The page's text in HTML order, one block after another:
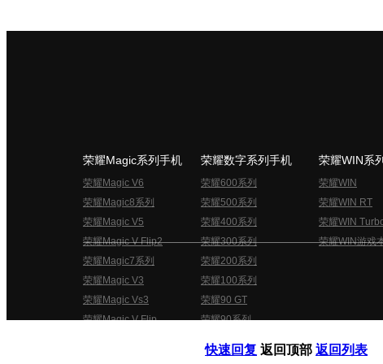
荣耀Magic系列手机
荣耀Magic V6
荣耀Magic8系列
荣耀Magic V5
荣耀Magic V Flip2
荣耀Magic7系列
荣耀Magic V3
荣耀Magic Vs3
荣耀Magic V Flip
荣耀数字系列手机
荣耀600系列
荣耀500系列
荣耀400系列
荣耀300系列
荣耀200系列
荣耀100系列
荣耀90 GT
荣耀90系列
荣耀WIN系列
荣耀WIN
荣耀WIN RT
荣耀WIN
荣耀WIN游戏
快速回复 返回顶部 返回列表